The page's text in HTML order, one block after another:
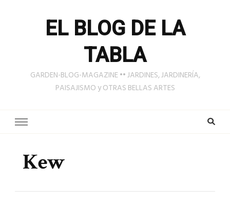
EL BLOG DE LA
TABLA
GARDEN-BLOG-MAGAZINE •• JARDINES, JARDINERÍA,
PAISAJISMO y OTRAS BELLAS ARTES
Kew